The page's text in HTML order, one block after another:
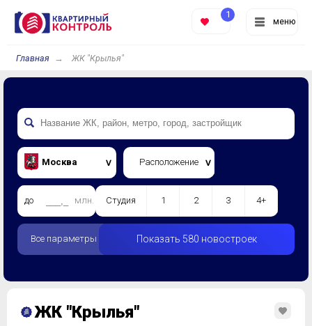
меню
1
Главная ЖК "Крылья"
Москва Расположение
до млн. Студия 1 2 3 4+
Все параметры Показать 580 новостроек
ЖК "Крылья"